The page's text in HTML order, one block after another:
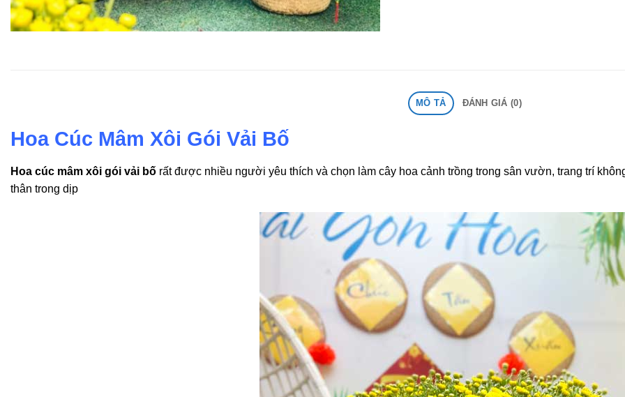
MÔ TẢ ĐÁNH GIÁ (0)
Hoa Cúc Mâm Xôi Gói Vải Bố
Hoa cúc mâm xôi gói vải bố rất được nhiều người yêu thích và chọn làm cây hoa cảnh trồng trong sân vườn, trang trí
thân trong dịp